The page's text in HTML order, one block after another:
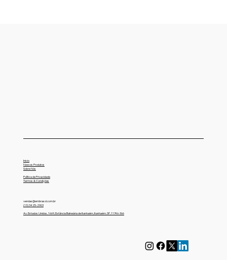
Technology Solutions
vendas@embrasol.com.br
(13) 3425-2903
Av. Estados Unidos, 1669, Estância Balneária de Itanhaém, Itanhaém, SP, 11746-366
Inicio
Nossos Produtos
Sobre Nós
Política de Privacidade
Termos & Condições